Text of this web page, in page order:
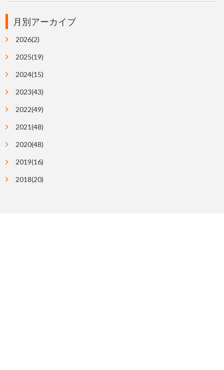
月別アーカイブ
2026(2)
2025(19)
2024(15)
2023(43)
2022(49)
2021(48)
2020(48)
2019(16)
2018(20)